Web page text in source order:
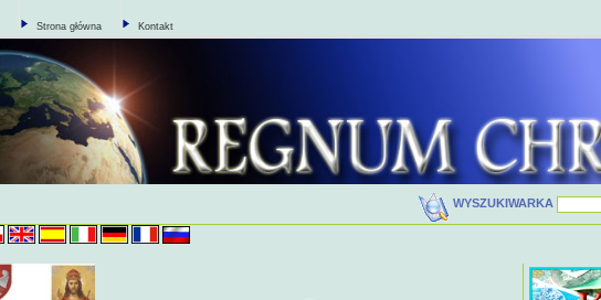
Strona główna Kontakt
WYSZUKIWARKA